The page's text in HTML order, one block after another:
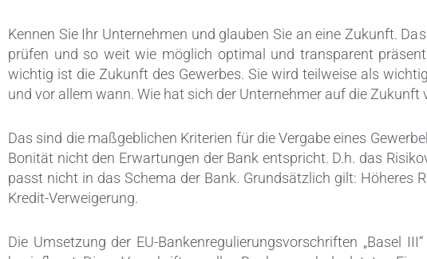
Kennen Sie Ihr Unternehmen und glauben Sie an eine Zukunft.
prüfen und so weit wie möglich optimal und transparent
wichtig ist die Zukunft des Gewerbes. Sie wird teilweise als
und vor allem wann. Wie hat sich der Unternehmer auf die Zukunft
Das sind die maßgeblichen Kriterien für die Vergabe eines
Bonität nicht den Erwartungen der Bank entspricht. D.h. das
passt nicht in das Schema der Bank. Grundsätzlich gilt: Höheres
Kredit-Verweigerung.
Die Umsetzung der EU-Bankenregulierungsvorschriften „Basel